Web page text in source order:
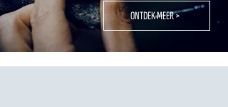
ONTDEK MEER >